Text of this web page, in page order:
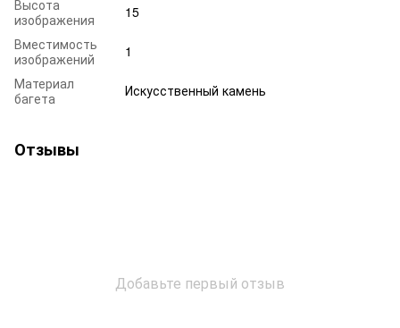
Высота
изображения
15
Вместимость
изображений
1
Материал
багета
Искусственный камень
Отзывы
Добавьте первый отзыв